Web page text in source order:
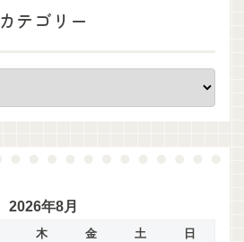
カテゴリー
2026年8月
木 金 土
日